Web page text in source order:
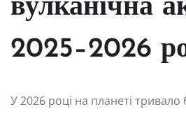
вулканічна
2025–2026
У 2026 році на планеті тривало